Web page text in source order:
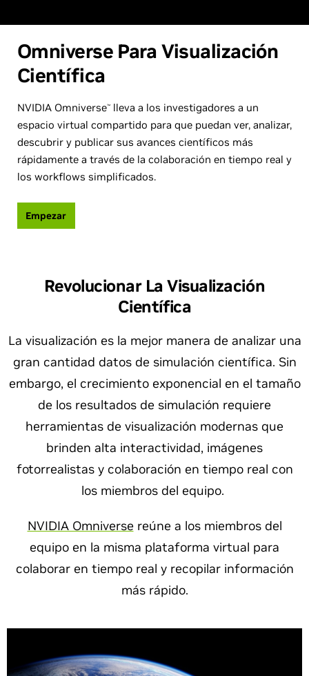
Omniverse Para Visualización
Científica
NVIDIA Omniverse™
lleva a los investigadores a un
espacio virtual compartido para que puedan ver, analizar,
descubrir y publicar sus avances científicos más
rápidamente a través de la colaboración en tiempo real y
los workflows simplificados.
Empezar
Revolucionar La Visualización
Científica
La visualización es la mejor manera de analizar una
gran cantidad datos de simulación científica. Sin
embargo, el crecimiento exponencial en el tamaño
de los resultados de simulación requiere
herramientas de visualización modernas que
brinden alta interactividad, imágenes
fotorrealistas y colaboración en tiempo real con
los miembros del equipo.
NVIDIA Omniverse reúne a los miembros del
equipo en la misma plataforma virtual para
colaborar en tiempo real y recopilar información
más rápido.